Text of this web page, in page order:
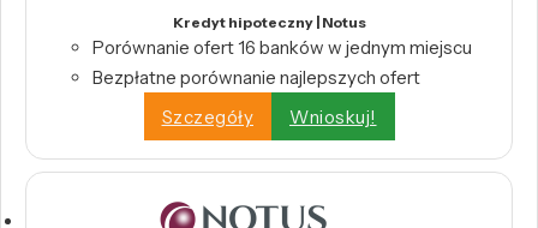
Kredyt hipoteczny | Notus
Porównanie ofert 16 banków w jednym miejscu
Bezpłatne porównanie najlepszych ofert
Szczegóły
Wnioskuj!